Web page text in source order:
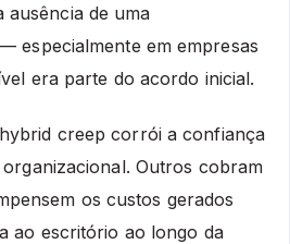
ausência de uma
especialmente em empresas
era parte do acordo inicial.
creep corrói a confiança
Outros cobram
os custos gerados
ao escritório ao longo da